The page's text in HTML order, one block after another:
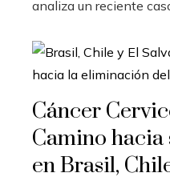
analiza un reciente
Cáncer
Camino
en Brasil,